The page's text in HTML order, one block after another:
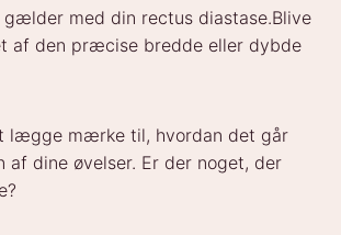
gælder med din rectus diastase.Blive
af den præcise bredde eller dybde
lægge mærke til, hvordan det går
af dine øvelser. Er der noget, der